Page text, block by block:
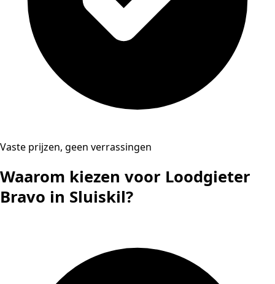
Vaste prijzen, geen verrassingen
Waarom kiezen voor Loodgieter
Bravo in Sluiskil?